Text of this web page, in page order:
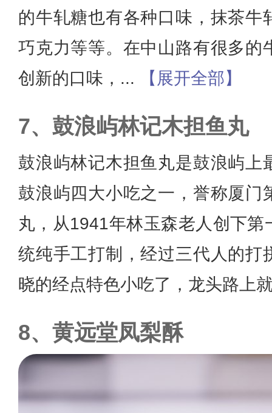
的牛轧糖也有各种口味，抹茶牛
巧克力等等。在中山路有很多的
创新的口味， ... 【展开全部】
鼓浪屿林记木担鱼丸
鼓浪屿林记木担鱼丸是鼓浪屿上
鼓浪屿四大小吃之一，誉称厦门
丸，从1941年林玉森老人创下
统纯手工打制，经过三代人的打
晓的经点特色小吃了，龙头路上
黄远堂凤梨酥